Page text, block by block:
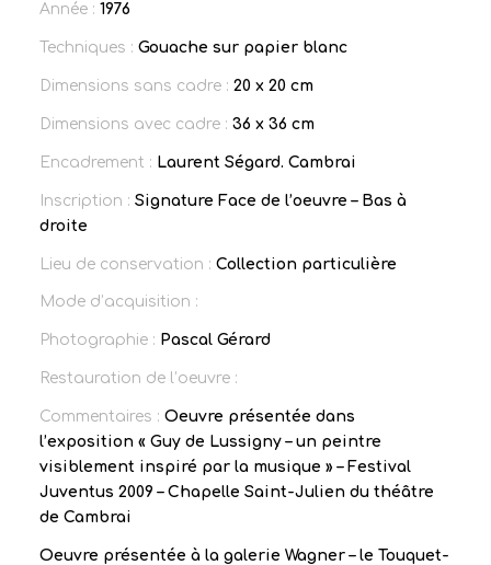
Année : 1976
Techniques : Gouache sur papier blanc
Dimensions sans cadre : 20 x 20 cm
Dimensions avec cadre : 36 x 36 cm
Encadrement : Laurent Ségard. Cambrai
Inscription : Signature Face de l’oeuvre – Bas à
droite
Lieu de conservation : Collection particulière
Mode d’acquisition :
Photographie : Pascal Gérard
Restauration de l’oeuvre :
Commentaires : Oeuvre présentée dans
l’exposition « Guy de Lussigny – un peintre
visiblement inspiré par la musique » – Festival
Juventus 2009 – Chapelle Saint-Julien du théâtre
de Cambrai
Oeuvre présentée à la galerie Wagner – le Touquet-